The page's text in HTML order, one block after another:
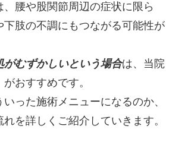
腰や股関節周辺の症状に限ら
下肢の不調にもつながる可能性が
がむずかしいという場合は、当院
がおすすめです。
った施術メニューになるのか、
を詳しくご紹介していきます。